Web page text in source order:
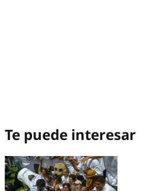
Te puede interesar